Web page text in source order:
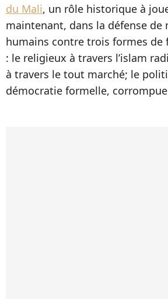
du Mali, un rôle historique à
maintenant, dans la défense de
humains contre trois formes de
: le religieux à travers l’islam
à travers le tout marché; le
démocratie formelle,